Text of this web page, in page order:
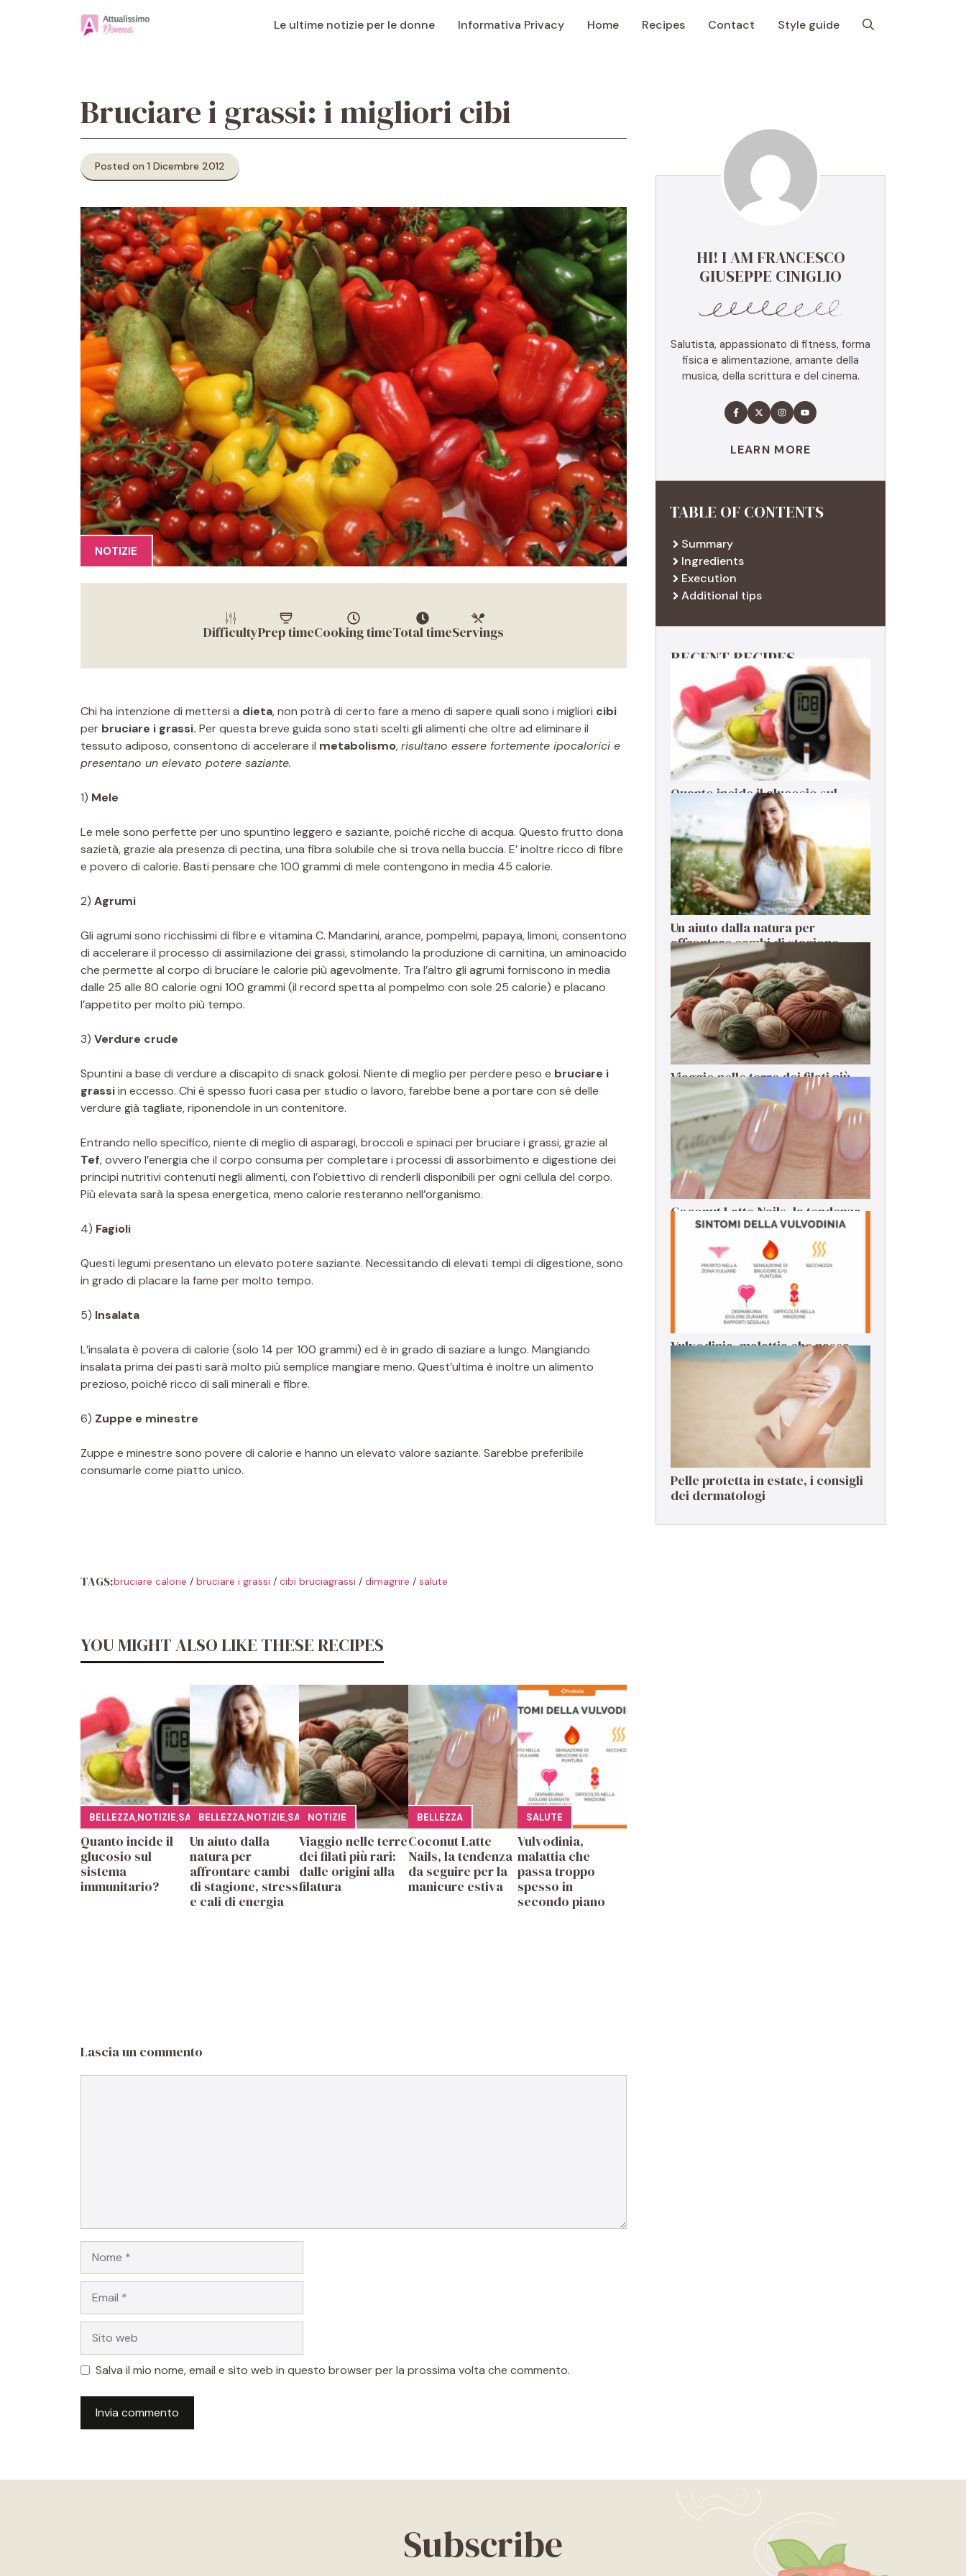
Le ultime notizie per le donne Informativa Privacy Home Recipes Contact Style guide
Bruciare i grassi: i migliori cibi
Posted on 1 Dicembre 2012
NOTIZIE
DifficultyPrep timeCooking timeTotal timeServings
Chi ha intenzione di mettersi a dieta, non potrà di certo fare a meno di sapere quali sono i migliori cibi
per bruciare i grassi. Per questa breve guida sono stati scelti gli alimenti che oltre ad eliminare il
tessuto adiposo, consentono di accelerare il metabolismo,risultano essere fortemente ipocalorici e
presentano un elevato potere saziante.
1) Mele
Le mele sono perfette per uno spuntino leggero e saziante, poiché ricche di acqua. Questo frutto dona
sazietà, grazie ala presenza di pectina, una fibra solubile che si trova nella buccia. E’ inoltre ricco di fibre
e povero di calorie. Basti pensare che 100 grammi di mele contengono in media 45 calorie.
2) Agrumi
Gli agrumi sono ricchissimi di fibre e vitamina C. Mandarini, arance, pompelmi, papaya, limoni, consentono
di accelerare il processo di assimilazione dei grassi, stimolando la produzione di carnitina, un aminoacido
che permette al corpo di bruciare le calorie più agevolmente. Tra l’altro gli agrumi forniscono in media
dalle 25 alle 80 calorie ogni 100 grammi (il record spetta al pompelmo con sole 25 calorie) e placano
l’appetito per molto più tempo.
3) Verdure crude
Spuntini a base di verdure a discapito di snack golosi. Niente di meglio per perdere peso e bruciare i
grassiin eccesso. Chi è spesso fuori casa per studio o lavoro, farebbe bene a portare con sé delle
verdure già tagliate, riponendole in un contenitore.
Entrando nello specifico, niente di meglio di asparagi, broccoli e spinaci per bruciare i grassi, grazie al
Tef, ovvero l’energia che il corpo consuma per completare i processi di assorbimento e digestione dei
principi nutritivi contenuti negli alimenti, con l’obiettivo di renderli disponibili per ogni cellula del corpo.
Più elevata sarà la spesa energetica, meno calorie resteranno nell’organismo.
4) Fagioli
Questi legumi presentano un elevato potere saziante. Necessitando di elevati tempi di digestione, sono
in grado di placare la fame per molto tempo.
5) Insalata
L’insalata è povera di calorie (solo 14 per 100 grammi) ed è in grado di saziare a lungo. Mangiando
insalata prima dei pasti sarà molto più semplice mangiare meno. Quest’ultima è inoltre un alimento
prezioso, poiché ricco di sali minerali e fibre.
6) Zuppe e minestre
Zuppe e minestre sono povere di calorie e hanno un elevato valore saziante. Sarebbe preferibile
consumarle come piatto unico.
TAGS:bruciare calorie / bruciare i grassi / cibi bruciagrassi / dimagrire / salute
YOU MIGHT ALSO LIKE THESE RECIPES
BELLEZZA,NOTIZIE,SALUTE
Quanto incide il
glucosio sul
sistema
immunitario?
BELLEZZA,NOTIZIE,SALUTE
Un aiuto dalla
natura per
affrontare cambi
di stagione, stress
e cali di energia
NOTIZIE
Viaggio nelle terre
dei filati più rari:
dalle origini alla
filatura
BELLEZZA
Coconut Latte
Nails, la tendenza
da seguire per la
manicure estiva
SALUTE
Vulvodinia,
malattia che
passa troppo
spesso in
secondo piano
Lascia un commento
web
Salva il mio nome, email e sito web in questo browser per la prossima volta che commento.
HI! I AM FRANCESCO
GIUSEPPE CINIGLIO
Salutista, appassionato di fitness, forma
fisica e alimentazione, amante della
musica, della scrittura e del cinema.
LEARN MORE
TABLE OF CONTENTS
Summary
Ingredients
Execution
Additional tips
RECENT RECIPES
Quanto incide il glucosio sul
sistema immunitario?
Un aiuto dalla natura per
affrontare cambi di stagione,
stress e cali di energia
Viaggio nelle terre dei filati più
rari: dalle origini alla filatura
Coconut Latte Nails, la tendenza
da seguire per la manicure estiva
Vulvodinia, malattia che passa
troppo spesso in secondo piano
Pelle protetta in estate, i consigli
dei dermatologi
Subscribe